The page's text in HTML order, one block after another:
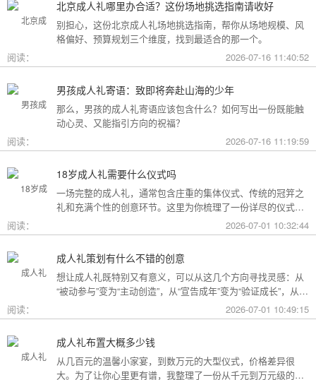
北京成人礼哪里办合适？这份场地挑选指南请收好
别担心，这份北京成人礼场地挑选指南，帮你从场地规模、风
格偏好、预算规划三个维度，找到最适合的那一个。
阅读：
2026-07-16 11:40:52
男孩成人礼寄语：致即将奔赴山海的少年
那么，男孩的成人礼寄语应该包含什么？如何写出一份既能触
动心灵、又能指引方向的祝福？
阅读：
2026-07-16 11:19:59
18岁成人礼需要什么仪式吗
一场完整的成人礼，通常包含庄重的集体仪式、传统的冠笄之
礼和充满个性的创意环节。这里为你梳理了一份详尽的仪式清
阅读： 2026-07-01 10:32:44
成人礼策划有什么不错的创意
想让成人礼既特别又有意义，可以从这几个方向寻找灵感：从
“被动参与”变为“主动创造”，从“宣告成年”变为“验证成长”，从
阅读： 2026-07-01 10:49:15
成人礼布置大概多少钱
从几百元的温馨小家宴，到数万元的大型仪式，价格差异很
大。为了让你心里更有谱，我整理了一份从千元到万元级的费